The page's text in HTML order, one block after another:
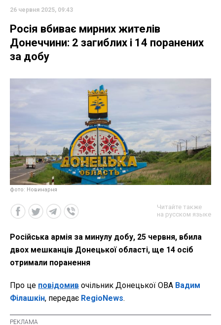
26 червня 2025, 09:43
Росія вбиває мирних жителів
Донеччини: 2 загиблих і 14 поранених
за добу
фото: Новинарня
Читайте также
на русском языке
Російська армія за минулу добу, 25 червня, вбила
двох мешканців Донецької області, ще 14 осіб
отримали поранення
Про це повідомив очільник Донецької ОВА Вадим
Філашкін, передає RegioNews.